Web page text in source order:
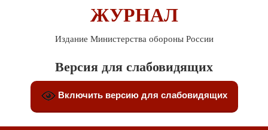
ЖУРНАЛ
Издание Министерства обороны России
Версия для слабовидящих
Включить версию для слабовидящих